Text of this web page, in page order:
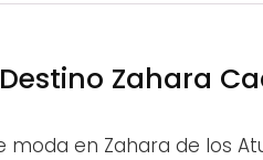
Zahara
en Zahara de los